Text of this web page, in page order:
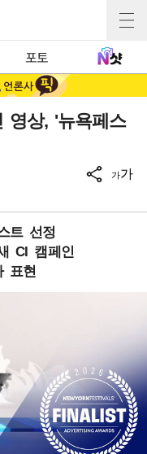
포토
영상, '뉴욕페스
가가
트 선정
CI 캠페인
표현